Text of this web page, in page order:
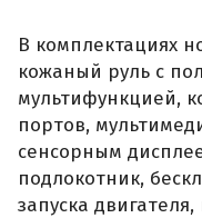
В комплектациях
кожаный руль с
мультифункцией,
портов,
сенсорным
подлокотник,
запуска